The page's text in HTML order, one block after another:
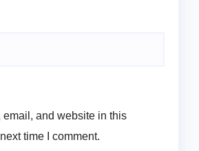
email, and website in this
time I comment.